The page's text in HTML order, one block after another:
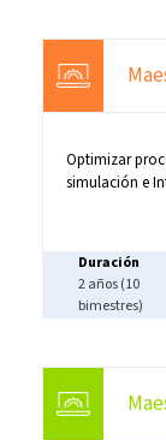
Optimizar
simulación e
Duración
2 años (10
bimestres)